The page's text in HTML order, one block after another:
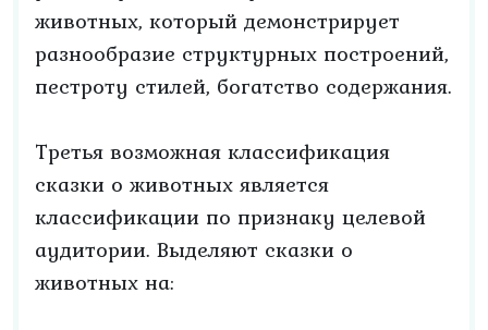
животных, который демонстрирует
разнообразие структурных построений,
пестроту стилей, богатство содержания.
Третья возможная классификация
сказки о животных является
классификации по признаку целевой
аудитории. Выделяют сказки о
животных на: